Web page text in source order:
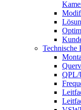
Technische
QPL/